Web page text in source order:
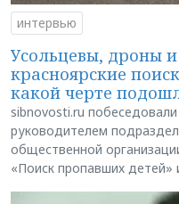
интервью
Усольцевы, дроны
красноярские
какой черте
sibnovosti.ru
руководителем
общественной
«Поиск пропавших